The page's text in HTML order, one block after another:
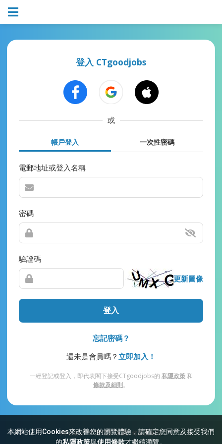
本網站使用Cookies來改善您的瀏覽體驗，請確定您同意及接受我們
的私隱政策與使用條款才繼續瀏覽。
登入 CTgoodjobs
或
帳戶登入 一次性密碼
電郵地址或登入名稱
密碼
驗證碼
更新圖像
登入
忘記密碼？
還未是會員嗎？ 立即加入！
一經登記或登入，即代表閣下接受CTgoodjobs的 私隱政策和
條款及細則。
網站索引 常見問題 私隱 條款及細則